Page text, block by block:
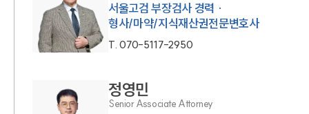
서울고검 부장검사 경력 ·
형사/마약/지식재산권전문변호사
T.070-5117-2950
정영민
Senior Associate Attorney